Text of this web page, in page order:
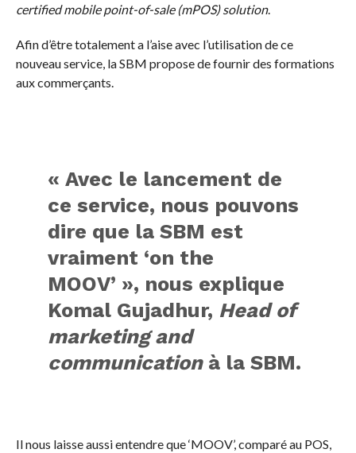
certified mobile point-of-sale (mPOS) solution.
Afin d’être totalement a l’aise avec l’utilisation de ce
nouveau service, la SBM propose de fournir des formations
aux commerçants.
« Avec le lancement de
ce service, nous pouvons
dire que la SBM est
vraiment ‘on the
MOOV’ », nous explique
Komal Gujadhur, Head of
marketing and
communicationà la SBM.
Il nous laisse aussi entendre que ‘MOOV’, comparé au POS,